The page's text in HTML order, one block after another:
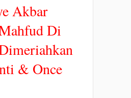
Akbar
Di
& Once